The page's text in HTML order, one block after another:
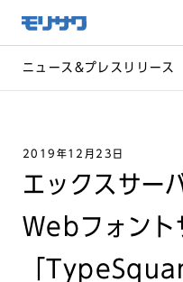
メ
ニュー
飛ばし
へ移動
ニュース&プレスリリース
2019年12月23日
エックスサー
Webフォント
「